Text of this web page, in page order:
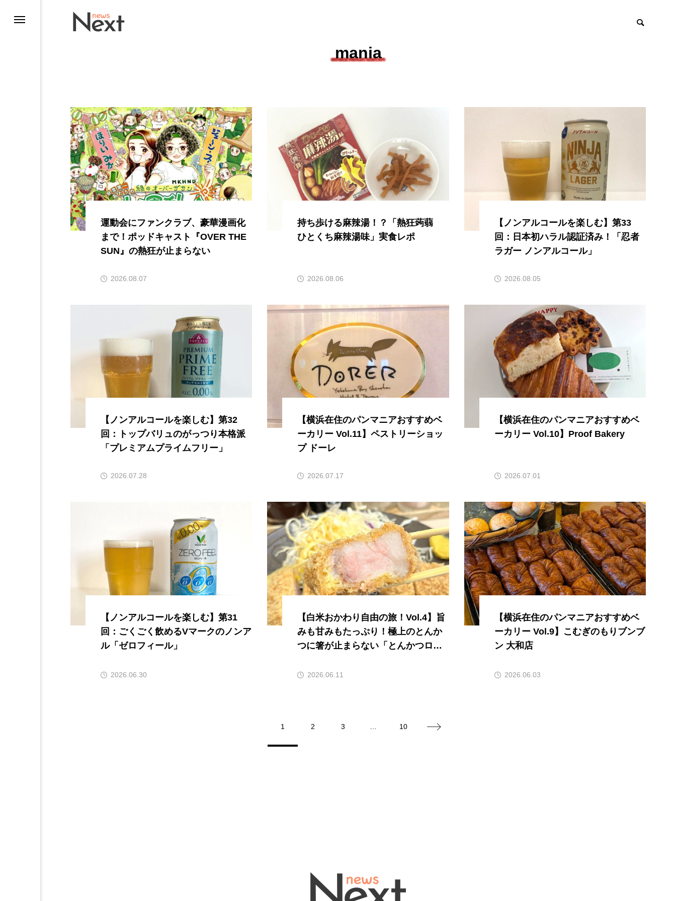
mania
運動会にファンクラブ、豪華漫画化
まで！ポッドキャスト『OVER THE
SUN』の熱狂が止まらない
2026.08.07
持ち歩ける麻辣湯！？「熱狂蒟蒻
ひとくち麻辣湯味」実食レポ
2026.08.06
【ノンアルコールを楽しむ】第33
回：日本初ハラル認証済み！「忍者
ラガー ノンアルコール」
2026.08.05
【ノンアルコールを楽しむ】第32
回：トップバリュのがっつり本格派
「プレミアムプライムフリー」
2026.07.28
【横浜在住のパンマニアおすすめベ
ーカリー Vol.11】ペストリーショッ
プ ドーレ
2026.07.17
【横浜在住のパンマニアおすすめベ
ーカリー Vol.10】Proof Bakery
2026.07.01
【ノンアルコールを楽しむ】第31
回：ごくごく飲めるVマークのノンア
ル「ゼロフィール」
2026.06.30
【白米おかわり自由の旅！Vol.4】旨
みも甘みもたっぷり！極上のとんか
つに箸が止まらない「とんかつロク
2026.06.11
【横浜在住のパンマニアおすすめベ
ーカリー Vol.9】こむぎのもりブンブ
ン 大和店
2026.06.03
1 2 3 10